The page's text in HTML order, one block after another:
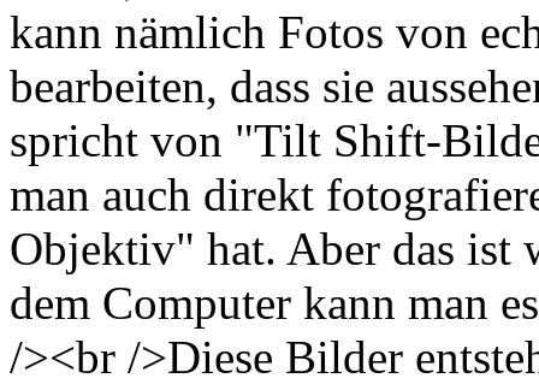
kann nämlich Fotos von
bearbeiten, dass sie
spricht von "Tilt Shift-
man auch direkt
Objektiv" hat. Aber das ist
dem Computer kann man
/><br />Diese Bilder